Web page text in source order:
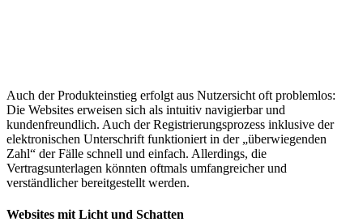
Auch der Produkteinstieg erfolgt aus Nutzersicht oft problemlos:
Die Websites erweisen sich als intuitiv navigierbar und
kundenfreundlich. Auch der Registrierungsprozess inklusive der
elektronischen Unterschrift funktioniert in der „überwiegenden
Zahl“ der Fälle schnell und einfach. Allerdings, die
Vertragsunterlagen könnten oftmals umfangreicher und
verständlicher bereitgestellt werden.
Websites mit Licht und Schatten